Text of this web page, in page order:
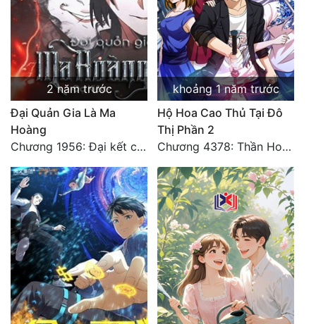
2 năm trước
Đại Quản Gia Là Ma
Hoàng
Chương 1956: Đại kết cục
khoảng 1 năm trước
Hộ Hoa Cao Thủ Tại Đô
Thị Phần 2
Chương 4378: Thần Hoàng Hạ Thiên (Đại kết cục) (03)